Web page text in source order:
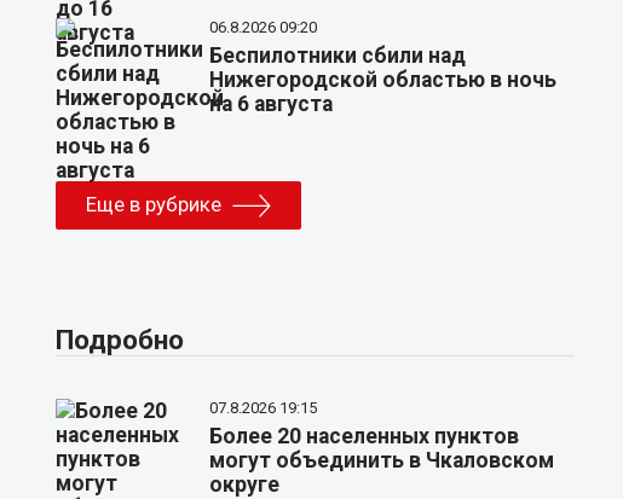
06.8.2026 09:20
Беспилотники сбили над
Нижегородской областью в ночь
на 6 августа
Еще в рубрике
Подробно
07.8.2026 19:15
Более 20 населенных пунктов
могут объединить в Чкаловском
округе